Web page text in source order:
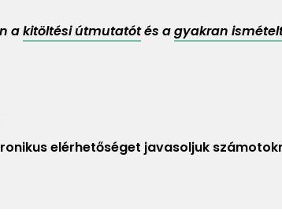
akitöltési útmutatótés agyakran
elérhetőséget javasoljuk